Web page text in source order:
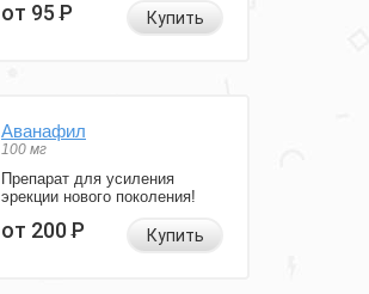
от 95Р Купить
Аванафил
100 мг
Препарат для усиления
эрекции нового поколения!
от 200Р Купить